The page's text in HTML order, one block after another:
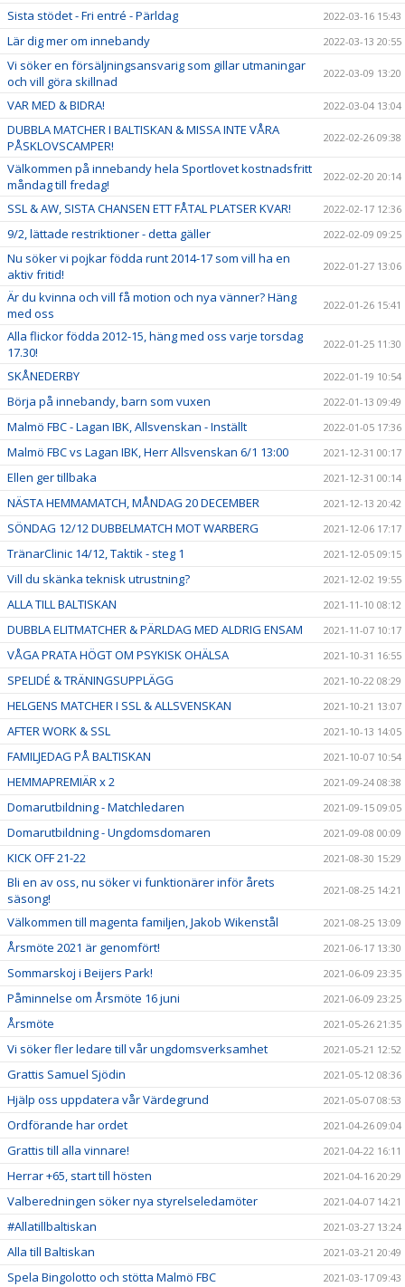
Sista stödet - Fri entré - Pärldag 2022-03-16 15:43
Lär dig mer om innebandy 2022-03-13 20:55
Vi söker en försäljningsansvarig som gillar utmaningar
och vill göra skillnad
2022-03-09 13:20
VAR MED & BIDRA! 2022-03-04 13:04
DUBBLA MATCHER I BALTISKAN & MISSA INTE VÅRA
PÅSKLOVSCAMPER!
2022-02-26 09:38
Välkommen på innebandy hela Sportlovet kostnadsfritt
måndag till fredag!
2022-02-20 20:14
SSL & AW, SISTA CHANSEN ETT FÅTAL PLATSER KVAR! 2022-02-17 12:36
9/2, lättade restriktioner - detta gäller 2022-02-09 09:25
Nu söker vi pojkar födda runt 2014-17 som vill ha en
aktiv fritid!
2022-01-27 13:06
Är du kvinna och vill få motion och nya vänner? Häng
med oss
2022-01-26 15:41
Alla flickor födda 2012-15, häng med oss varje torsdag
17.30!
2022-01-25 11:30
SKÅNEDERBY 2022-01-19 10:54
Börja på innebandy, barn som vuxen 2022-01-13 09:49
Malmö FBC - Lagan IBK, Allsvenskan - Inställt 2022-01-05 17:36
Malmö FBC vs Lagan IBK, Herr Allsvenskan 6/1 13:00 2021-12-31 00:17
Ellen ger tillbaka 2021-12-31 00:14
NÄSTA HEMMAMATCH, MÅNDAG 20 DECEMBER 2021-12-13 20:42
SÖNDAG 12/12 DUBBELMATCH MOT WARBERG 2021-12-06 17:17
TränarClinic 14/12, Taktik - steg 1 2021-12-05 09:15
Vill du skänka teknisk utrustning? 2021-12-02 19:55
ALLA TILL BALTISKAN 2021-11-10 08:12
DUBBLA ELITMATCHER & PÄRLDAG MED ALDRIG ENSAM 2021-11-07 10:17
VÅGA PRATA HÖGT OM PSYKISK OHÄLSA 2021-10-31 16:55
SPELIDÉ & TRÄNINGSUPPLÄGG 2021-10-22 08:29
HELGENS MATCHER I SSL & ALLSVENSKAN 2021-10-21 13:07
AFTER WORK & SSL 2021-10-13 14:05
FAMILJEDAG PÅ BALTISKAN 2021-10-07 10:54
HEMMAPREMIÄR x 2 2021-09-24 08:38
Domarutbildning - Matchledaren 2021-09-15 09:05
Domarutbildning - Ungdomsdomaren 2021-09-08 00:09
KICK OFF 21-22 2021-08-30 15:29
Bli en av oss, nu söker vi funktionärer inför årets
säsong!
2021-08-25 14:21
Välkommen till magenta familjen, Jakob Wikenstål 2021-08-25 13:09
Årsmöte 2021 är genomfört! 2021-06-17 13:30
Sommarskoj i Beijers Park! 2021-06-09 23:35
Påminnelse om Årsmöte 16 juni 2021-06-09 23:25
Årsmöte 2021-05-26 21:35
Vi söker fler ledare till vår ungdomsverksamhet 2021-05-21 12:52
Grattis Samuel Sjödin 2021-05-12 08:36
Hjälp oss uppdatera vår Värdegrund 2021-05-07 08:53
Ordförande har ordet 2021-04-26 09:04
Grattis till alla vinnare! 2021-04-22 16:11
Herrar +65, start till hösten 2021-04-16 20:29
Valberedningen söker nya styrelseledamöter 2021-04-07 14:21
#Allatillbaltiskan 2021-03-27 13:24
Alla till Baltiskan 2021-03-21 20:49
Spela Bingolotto och stötta Malmö FBC 2021-03-17 09:43